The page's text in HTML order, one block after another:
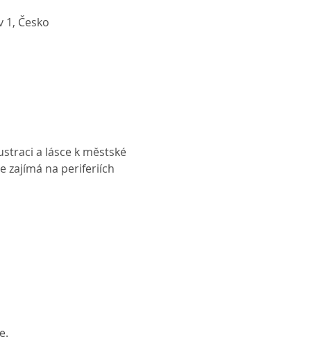
Česko
a lásce k městské
zajímá na periferiích